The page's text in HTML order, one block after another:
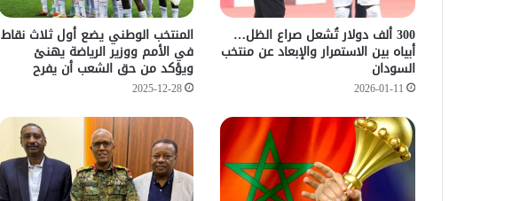
300 ألف دولار تُشعل صراع الظل…
أبياه بين الاستمرار والإبعاد عن منتخب
السودان
2026-01-11
المنتخب الوطني يضع أول ثلاث نقاط
في الأمم ووزير الرياضة يهنئ
ويؤكد من حق الشعب أن يفرح
2025-12-28